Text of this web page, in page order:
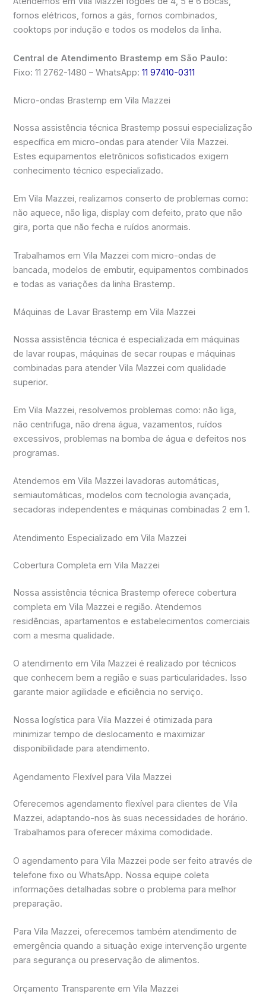
fornos elétricos, fornos a gás, fornos combinados,
cooktops por indução e todos os modelos da linha.
Central de Atendimento Brastemp em São Paulo:
Fixo: 11 2762-1480 – WhatsApp:11 97410-0311
Micro-ondas Brastemp em Vila Mazzei
Nossa assistência técnica Brastemp possui especialização
específica em micro-ondas para atender Vila Mazzei.
Estes equipamentos eletrônicos sofisticados exigem
conhecimento técnico especializado.
Em Vila Mazzei, realizamos conserto de problemas como:
não aquece, não liga, display com defeito, prato que não
gira, porta que não fecha e ruídos anormais.
Trabalhamos em Vila Mazzei com micro-ondas de
bancada, modelos de embutir, equipamentos combinados
e todas as variações da linha Brastemp.
Máquinas de Lavar Brastemp em Vila Mazzei
Nossa assistência técnica é especializada em máquinas
de lavar roupas, máquinas de secar roupas e máquinas
combinadas para atender Vila Mazzei com qualidade
superior.
Em Vila Mazzei, resolvemos problemas como: não liga,
não centrifuga, não drena água, vazamentos, ruídos
excessivos, problemas na bomba de água e defeitos nos
programas.
Atendemos em Vila Mazzei lavadoras automáticas,
semiautomáticas, modelos com tecnologia avançada,
secadoras independentes e máquinas combinadas 2 em 1.
Atendimento Especializado em Vila Mazzei
Cobertura Completa em Vila Mazzei
Nossa assistência técnica Brastemp oferece cobertura
completa em Vila Mazzei e região. Atendemos
residências, apartamentos e estabelecimentos comerciais
com a mesma qualidade.
O atendimento em Vila Mazzei é realizado por técnicos
que conhecem bem a região e suas particularidades. Isso
garante maior agilidade e eficiência no serviço.
Nossa logística para Vila Mazzei é otimizada para
minimizar tempo de deslocamento e maximizar
disponibilidade para atendimento.
Agendamento Flexível para Vila Mazzei
Oferecemos agendamento flexível para clientes de Vila
Mazzei, adaptando-nos às suas necessidades de horário.
Trabalhamos para oferecer máxima comodidade.
O agendamento para Vila Mazzei pode ser feito através de
telefone fixo ou WhatsApp. Nossa equipe coleta
informações detalhadas sobre o problema para melhor
preparação.
Para Vila Mazzei, oferecemos também atendimento de
emergência quando a situação exige intervenção urgente
para segurança ou preservação de alimentos.
Orçamento Transparente em Vila Mazzei